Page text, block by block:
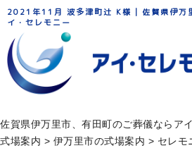
2021年11月 波多津町辻 K様 | 佐賀県伊万
イ・セレモニー
佐賀県伊万里市、有田町のご葬儀ならア
式場案内 > 伊万里市の式場案内 > セレモ